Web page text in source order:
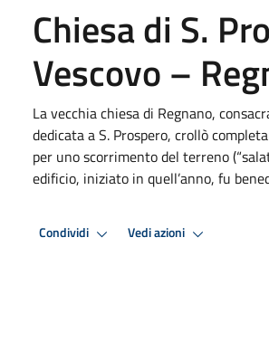
Chiesa di S.
Vescovo –
La vecchia chiesa di Regnano,
dedicata a S. Prospero, crollò
per uno scorrimento del terreno
edificio, iniziato in quell’anno, fu
Condividi Vedi azioni